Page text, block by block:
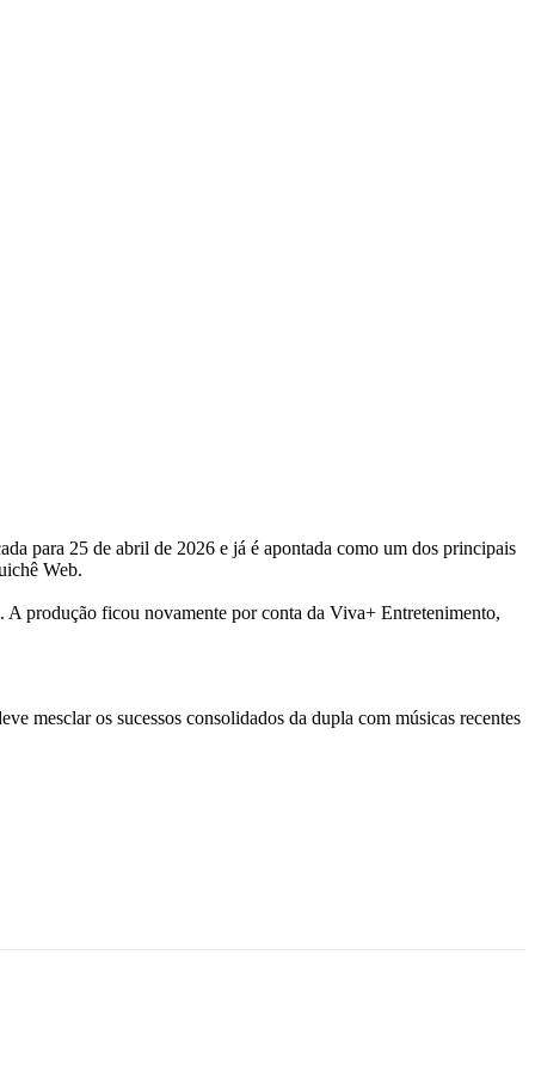
para 25 de abril de 2026 e já é apontada como um dos principais
Web.
A produção ficou novamente por conta da Viva+ Entretenimento,
mesclar os sucessos consolidados da dupla com músicas recentes